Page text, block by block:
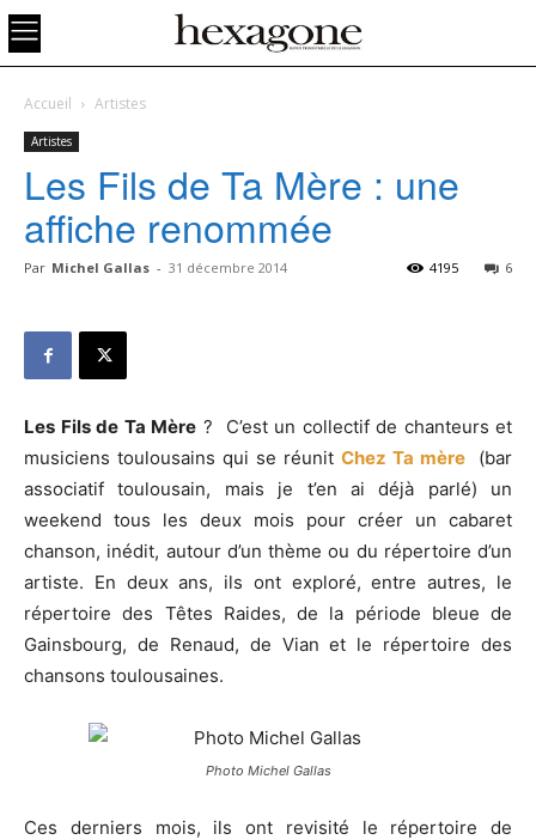
Accueil Artistes
Artistes
Les Fils de Ta Mère : une
affiche renommée
Par Michel Gallas - 31 décembre 2014 6
4195
Les Fils de Ta Mère ? C’est un collectif de chanteurs et
musiciens toulousains qui se réunit Chez Ta mère
(bar
associatif toulousain, mais je t’en ai déjà parlé) un
weekend tous les deux mois pour créer un cabaret
chanson, inédit, autour d’un thème ou du répertoire d’un
artiste. En deux ans, ils ont exploré, entre autres, le
répertoire des Têtes Raides, de la période bleue de
Gainsbourg, de Renaud, de Vian et le répertoire des
chansons toulousaines.
Photo Michel Gallas
Ces derniers mois, ils ont revisité le répertoire de